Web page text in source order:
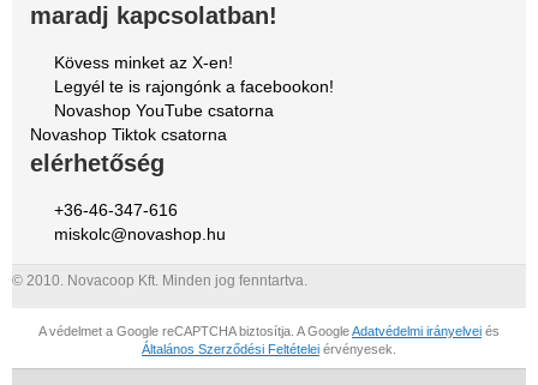
maradj kapcsolatban!
Kövess minket az X-en!
Legyél te is rajongónk a facebookon!
Novashop YouTube csatorna
Novashop Tiktok csatorna
elérhetőség
+36-46-347-616
miskolc@novashop.hu
© 2010. Novacoop Kft. Minden jog fenntartva.
A védelmet a Google reCAPTCHA biztosítja. A GoogleAdatvédelmi irányelvei és
Általános Szerződési Feltételei érvényesek.